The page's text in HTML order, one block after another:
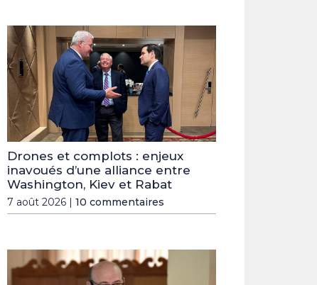
Drones et complots : enjeux
inavoués d’une alliance entre
Washington, Kiev et Rabat
7 août 2026 | 10 commentaires